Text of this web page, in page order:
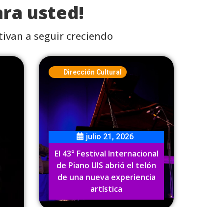
usted!
a seguir creciendo